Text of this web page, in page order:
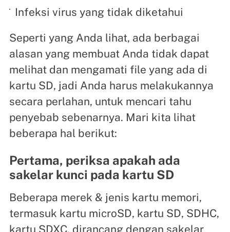
Infeksi virus yang tidak diketahui
Seperti yang Anda lihat, ada berbagai
alasan yang membuat Anda tidak dapat
melihat dan mengamati file yang ada di
kartu SD, jadi Anda harus melakukannya
secara perlahan, untuk mencari tahu
penyebab sebenarnya. Mari kita lihat
beberapa hal berikut:
Pertama, periksa apakah ada
sakelar kunci pada kartu SD
Beberapa merek & jenis kartu memori,
termasuk kartu microSD, kartu SD, SDHC,
kartu SDXC, dirancang dengan sakelar